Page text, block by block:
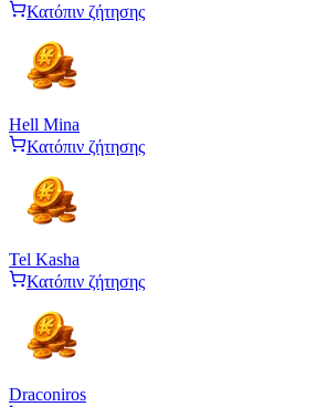
Κατόπιν ζήτησης
Hell Mina
Κατόπιν ζήτησης
Tel Kasha
Κατόπιν ζήτησης
Draconiros